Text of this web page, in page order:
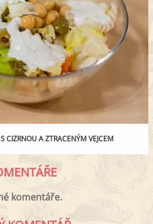
CIZRNOU A ZTRACENÝM VEJCEM
komentáře.